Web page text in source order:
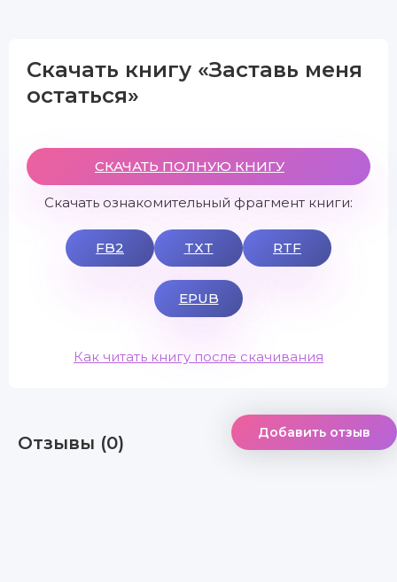
Скачать книгу «Заставь меня
остаться»
СКАЧАТЬ ПОЛНУЮ КНИГУ
Скачать ознакомительный фрагмент книги:
FB2 TXT RTF
EPUB
Как читать книгу после скачивания
Отзывы (0) Добавить отзыв